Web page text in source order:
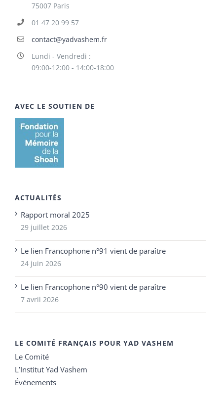
75007 Paris
01 47 20 99 57
contact@yadvashem.fr
Lundi - Vendredi :
09:00-12:00 - 14:00-18:00
AVEC LE SOUTIEN DE
ACTUALITÉS
Rapport moral 2025
29 juillet 2026
Le lien Francophone n°91 vient de paraître
24 juin 2026
Le lien Francophone n°90 vient de paraître
7 avril 2026
LE COMITÉ FRANÇAIS POUR YAD VASHEM
Le Comité
L’Institut Yad Vashem
Événements